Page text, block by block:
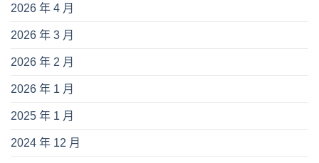
2026 年 4 月
2026 年 3 月
2026 年 2 月
2026 年 1 月
2025 年 1 月
2024 年 12 月